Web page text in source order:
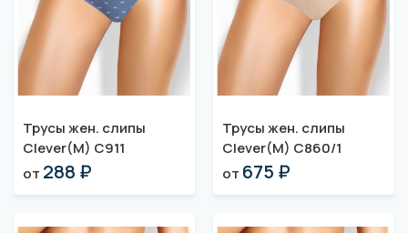
Трусы жен. слипы
Clever(M) C911
от 288 ₽
Трусы жен. слипы
Clever(M) C860/1
от 675 ₽